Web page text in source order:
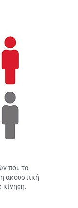
που τα
ακουστική
κίνηση.